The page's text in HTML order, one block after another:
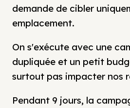
demande de cibler
emplacement.
On s'exécute avec une
dupliquée et un petit
surtout pas impacter nos
Pendant 9 jours, la